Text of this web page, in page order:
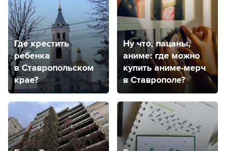
Где крестить
ребенка
в Ставропольском
крае?
Ну что, пацаны,
аниме: где можно
купить аниме-мерч
в Ставрополе?